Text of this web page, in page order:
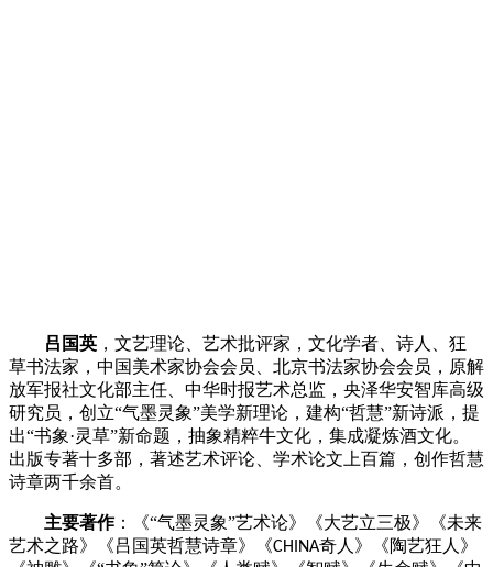
吕国英 ，文艺理论、艺术批评家，文化学者、诗人、狂
草书法家，中国美术家协会会员、北京书法家协会会员，原解
放军报社文化部主任、中华时报艺术总监，央泽华安智库高级
研究员，创立“气墨灵象”美学新理论，建构“哲慧”新诗派，提
出“书象·灵草”新命题，抽象精粹牛文化，集成凝炼酒文化。
出版专著十多部，著述艺术评论、学术论文上百篇，创作哲慧
诗章两千余首。
主要著作：《“气墨灵象”艺术论》《大艺立三极》《未来
艺术之路》《吕国英哲慧诗章》《CHINA奇人》《陶艺狂人》